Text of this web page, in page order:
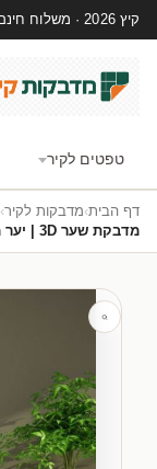
קיץ 2026 · משלוח חינם מ-₪300 · ייצור 48 שעות · 15,000+ לקוחות מרוצים
טפטים לקיר
דף הבית›מדבקות לקיר›
מדבקת שער 3D | יער מלכות